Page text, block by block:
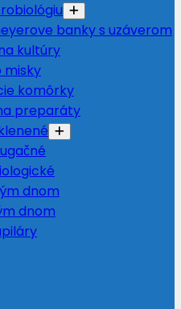
banky s uzáverom
kultúry
misky
komôrky
preparáty
dnom
dnom